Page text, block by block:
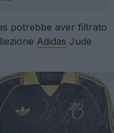
potrebbe aver filtrato
Adidas Jude